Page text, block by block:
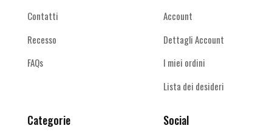
Contatti
Recesso
FAQs
Account
Dettagli Account
I miei ordini
Lista dei desideri
Categorie Social